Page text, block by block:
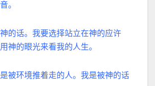
。
的话。 我要选择站立在神的应许
神的眼光来看我的人生。
被环境推着走的人。 我是被神的话